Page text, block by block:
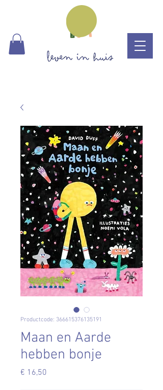
Productcode: 366615376135191
Maan en Aarde
hebben bonje
€ 16,50